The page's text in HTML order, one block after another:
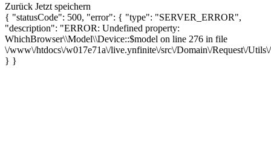
Zurück Jetzt speichern
{ "statusCode": 500, "error": { "type": "SERVER_ERROR",
"description": "ERROR: Undefined property:
WhichBrowser\\Model\\Device::$model on line 276 in file
\/www\/htdocs\/w017e71a\/live.ynfinite\/src\/Domain\/Request\/
} }